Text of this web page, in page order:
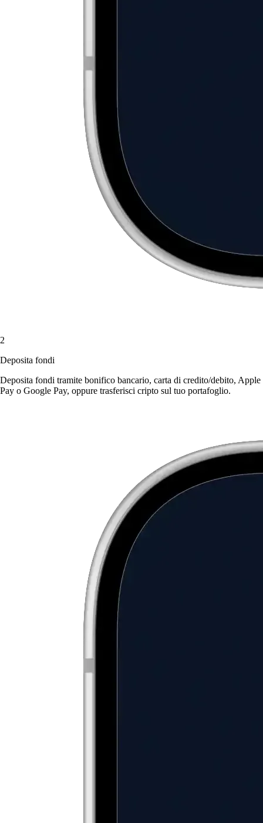
2
Deposita fondi
Deposita fondi tramite bonifico bancario, carta di credito/debito, Apple
Pay o Google Pay, oppure trasferisci cripto sul tuo portafoglio.